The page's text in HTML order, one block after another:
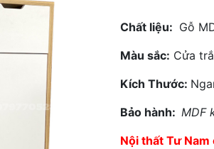
Chất liệu: Gỗ
Màu sắc: Cửa
Kích Thước:
Bảo hành: MDF
Nội thất Tư